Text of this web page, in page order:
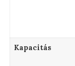
Kapacitás